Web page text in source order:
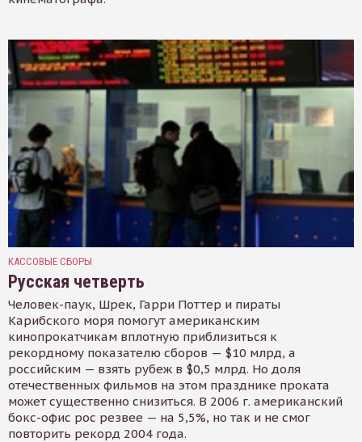
КАССОВЫЕ СБОРЫ
Русская четверть
Человек-паук, Шрек, Гарри Поттер и пираты
Карибского моря помогут американским
кинопрокатчикам вплотную приблизиться к
рекордному показателю сборов — $10 млрд, а
российским — взять рубеж в $0,5 млрд. Но доля
отечественных фильмов на этом празднике проката
может существенно снизиться. В 2006 г. американский
бокс-офис рос резвее — на 5,5%, но так и не смог
повторить рекорд 2004 года.